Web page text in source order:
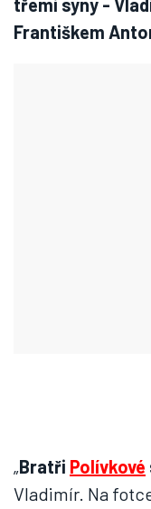
třemi syny -
Františkem
„Bratři Polívkové
Vladimír. Na